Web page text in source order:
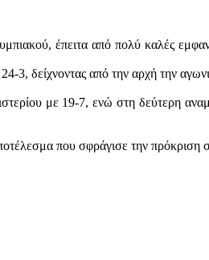
έπειτα από πολύ καλές
δείχνοντας από την αρχή την
με 19-7, ενώ στη δεύτερη
που σφράγισε την πρόκριση